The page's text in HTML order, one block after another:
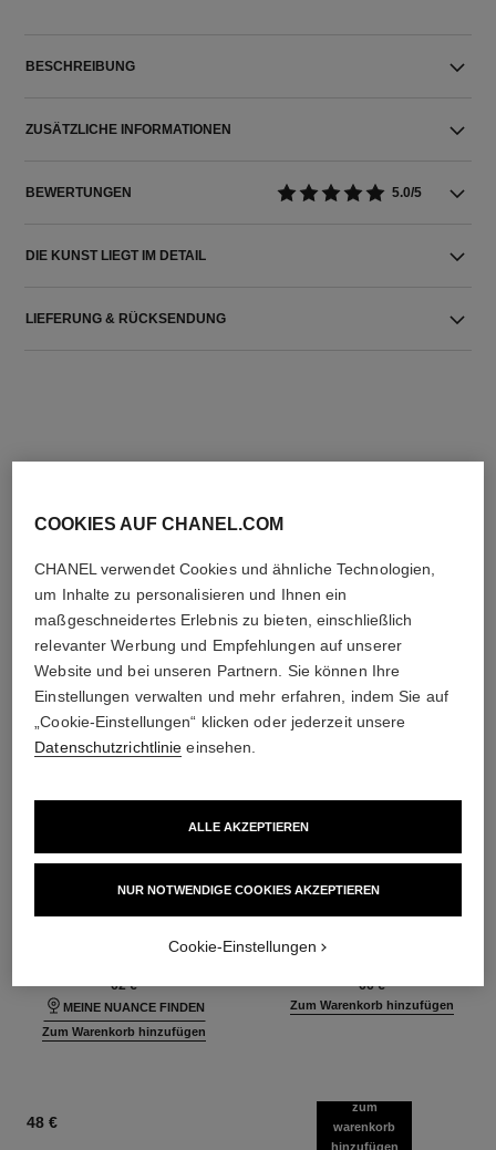
BESCHREIBUNG
ZUSÄTZLICHE INFORMATIONEN
BEWERTUNGEN 5.0/5
DIE KUNST LIEGT IM DETAIL
LIEFERUNG & RÜCKSENDUNG
DIE PERFEKTE KOMBINATION
ultra le teint fluide
Ultra-langer Halt – Maximaler
62 €
MEINE NUANCE FINDEN
Zum Warenkorb hinzufügen
poudre universelle libre
Loser Puder mit Natürlichem
Ref. 132726
66 €
Zum Warenkorb hinzufügen
48 €
zum
warenkorb
hinzufügen
COOKIES AUF CHANEL.COM
CHANEL verwendet Cookies und ähnliche Technologien,
um Inhalte zu personalisieren und Ihnen ein
maßgeschneidertes Erlebnis zu bieten, einschließlich
relevanter Werbung und Empfehlungen auf unserer
Website und bei unseren Partnern. Sie können Ihre
Einstellungen verwalten und mehr erfahren, indem Sie auf
„Cookie-Einstellungen“ klicken oder jederzeit unsere
Datenschutzrichtlinie einsehen.
NUR NOTWENDIGE COOKIES AKZEPTIEREN
ALLE AKZEPTIEREN
Cookie-Einstellungen